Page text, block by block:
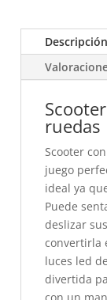
Descripción
ruedas
Scooter
juego
ideal ya
Puede
deslizar
convertirla
luces led
divertida